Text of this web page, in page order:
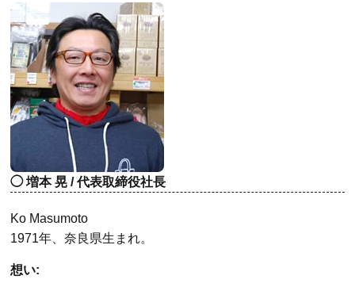
増本 晃 / 代表取締役社長
Ko Masumoto
1971年、奈良県生まれ。
想い: